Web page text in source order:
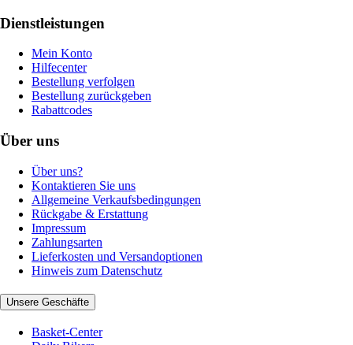
Dienstleistungen
Mein Konto
Hilfecenter
Bestellung verfolgen
Bestellung zurückgeben
Rabattcodes
Über uns
Über uns?
Kontaktieren Sie uns
Allgemeine Verkaufsbedingungen
Rückgabe & Erstattung
Impressum
Zahlungsarten
Lieferkosten und Versandoptionen
Hinweis zum Datenschutz
Unsere Geschäfte
Basket-Center